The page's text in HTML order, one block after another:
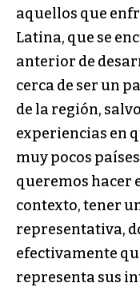
aquellos que
Latina, que se
anterior de
cerca de ser un
de la región,
experiencias en
muy pocos
queremos hacer
contexto, tener
representativa,
efectivamente
representa sus